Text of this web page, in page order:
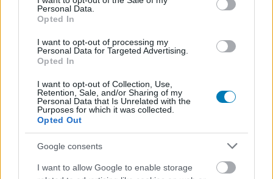
Personal Data.
Opted In
I want to opt-out of processing my
Personal Data for Targeted Advertising.
Opted In
I want to opt-out of Collection, Use,
Retention, Sale, and/or Sharing of my
Personal Data that Is Unrelated with the
Purposes for which it was collected.
Opted Out
Google consents
I want to allow Google to enable storage
sorozatok folytatásai
| 2024.07.27 17:33
etapra is.